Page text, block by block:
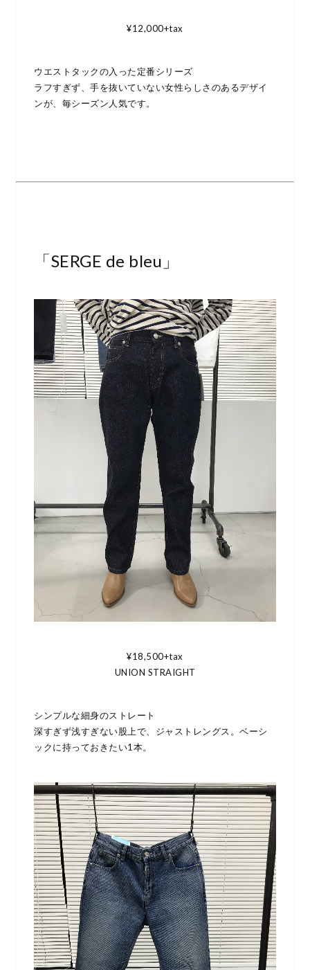
¥12,000+tax
ウエストタックの入った定番シリーズ
ラフすぎず、手を抜いていない女性らしさのあるデザイ
ンが、毎シーズン人気です。
「SERGE de bleu」
¥18,500+tax
UNION STRAIGHT
シンプルな細身のストレート
深すぎず浅すぎない股上で、ジャストレングス。ベーシ
ックに持っておきたい1本。